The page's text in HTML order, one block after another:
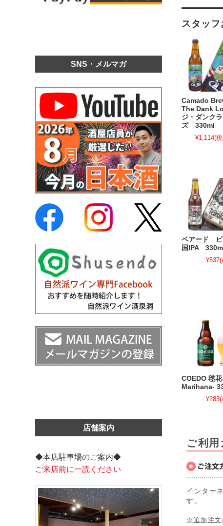
スタッ
Camado
The Dank
ジ・ダンク
ズ 330ml
¥1,114(
ベアード
国IPA 330ml
¥537(
COEDO 毬花
Marihana-
¥283(
ご利用
インター
す。
※追加注文
SNS・メルマガ
店舗案内
◆本店駐車場のご案内◆
ご来店前に一読ください